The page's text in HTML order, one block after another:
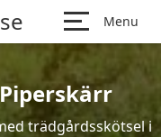
Menu
trädgårdsskötsel i